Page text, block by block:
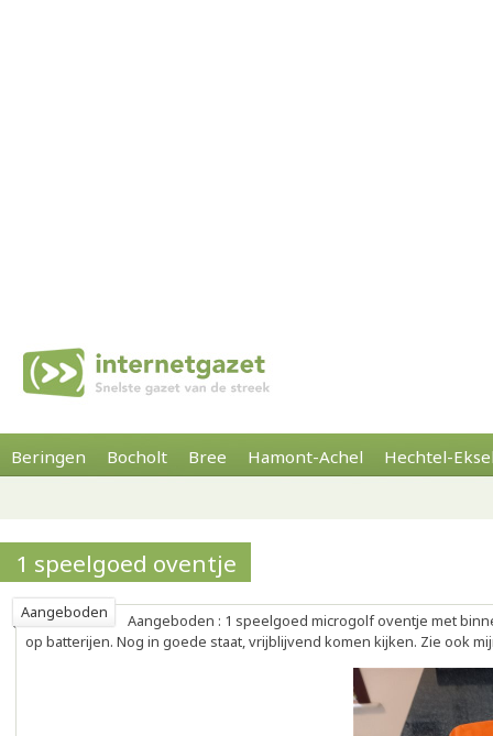
Beringen Bocholt Bree Hamont-Achel Hechtel-
1 speelgoed oventje
Aangeboden
Aangeboden : 1 speelgoed microgolf oventje met
op batterijen. Nog in goede staat, vrijblijvend komen kijken. Zie ook